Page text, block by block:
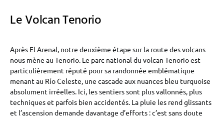
Le Volcan Tenorio
Après El Arenal, notre deuxième étape sur la route des volcans
nous mène au Tenorio. Le parc national du volcan Tenorio est
particulièrement réputé pour sa randonnée emblématique
menant au Río Celeste, une cascade aux nuances bleu turquoise
absolument irréelles. Ici, les sentiers sont plus vallonnés, plus
techniques et parfois bien accidentés. La pluie les rend glissants
et l’ascension demande davantage d’efforts : c’est sans doute